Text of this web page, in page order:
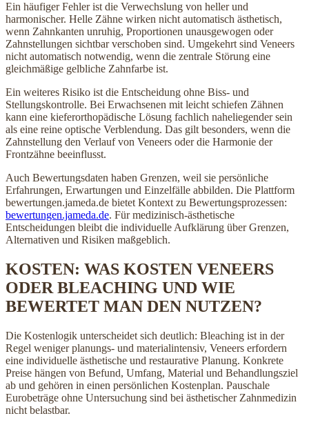
Ein häufiger Fehler ist die Verwechslung von heller und
harmonischer. Helle Zähne wirken nicht automatisch ästhetisch,
wenn Zahnkanten unruhig, Proportionen unausgewogen oder
Zahnstellungen sichtbar verschoben sind. Umgekehrt sind Veneers
nicht automatisch notwendig, wenn die zentrale Störung eine
gleichmäßige gelbliche Zahnfarbe ist.
Ein weiteres Risiko ist die Entscheidung ohne Biss- und
Stellungskontrolle. Bei Erwachsenen mit leicht schiefen Zähnen
kann eine kieferorthopädische Lösung fachlich naheliegender sein
als eine reine optische Verblendung. Das gilt besonders, wenn die
Zahnstellung den Verlauf von Veneers oder die Harmonie der
Frontzähne beeinflusst.
Auch Bewertungsdaten haben Grenzen, weil sie persönliche
Erfahrungen, Erwartungen und Einzelfälle abbilden. Die Plattform
bewertungen.jameda.de bietet Kontext zu Bewertungsprozessen:
bewertungen.jameda.de. Für medizinisch-ästhetische
Entscheidungen bleibt die individuelle Aufklärung über Grenzen,
Alternativen und Risiken maßgeblich.
KOSTEN: WAS KOSTEN VENEERS
ODER BLEACHING UND WIE
BEWERTET MAN DEN NUTZEN?
Die Kostenlogik unterscheidet sich deutlich: Bleaching ist in der
Regel weniger planungs- und materialintensiv, Veneers erfordern
eine individuelle ästhetische und restaurative Planung. Konkrete
Preise hängen von Befund, Umfang, Material und Behandlungsziel
ab und gehören in einen persönlichen Kostenplan. Pauschale
Eurobeträge ohne Untersuchung sind bei ästhetischer Zahnmedizin
nicht belastbar.